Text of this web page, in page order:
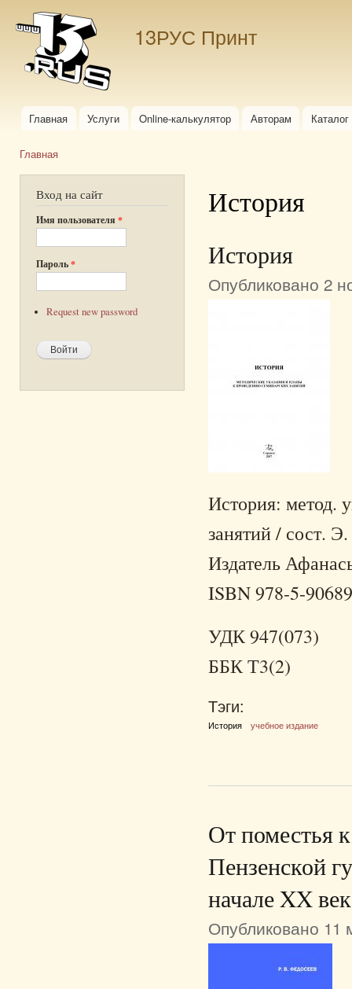
13РУС Принт
Главное меню
Главная Услуги Online-калькулятор Авторам
Главная
Вход на сайт
Имя пользователя *
Пароль*
Request new password
История
История
Опубликовано 2
История: метод.
занятий / сост.
Издатель
ISBN 978-5-
УДК 947(073)
ББК Т3(2)
Тэги:
История учебное издание
От поместья
Пензенской
начале XX
Опубликовано 11